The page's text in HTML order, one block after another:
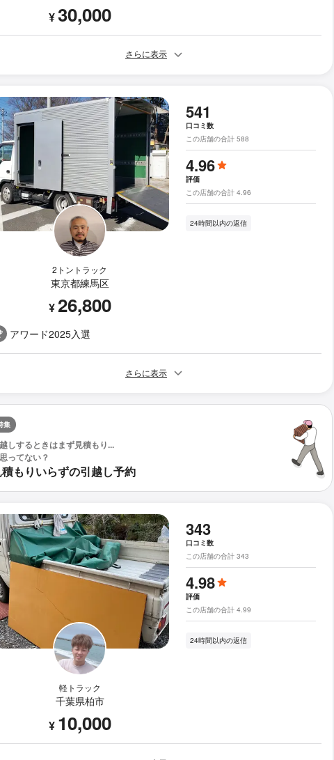
¥30,000
さらに表示
2トントラック
東京都練馬区
¥26,800
アワード2025入選
541
口コミ数
この店舗の合計 588
4.96
評価
この店舗の合計 4.96
24時間以内の返信
さらに表示
集
しするときはまず見積もり...
ってない？
もりいらずの引越し予約
軽トラック
千葉県柏市
¥ 10,000
343
口コミ数
この店舗の合計 343
4.98
評価
この店舗の合計 4.99
24時間以内の返信